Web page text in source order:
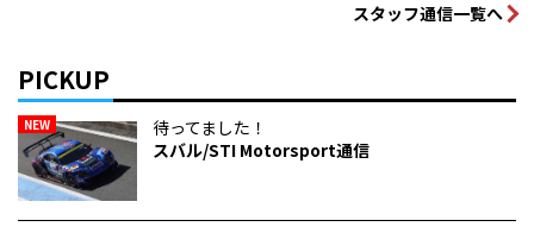
スタッフ通信一覧へ
PICKUP
NEW
待ってました！
スバル/STI Motorsport通信